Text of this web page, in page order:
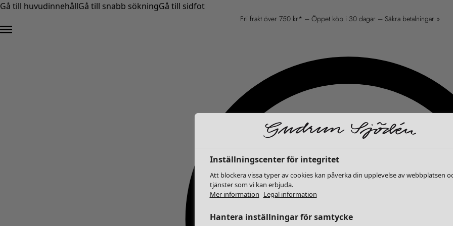
Gå till huvudinnehållGå till snabb sökningGå till sidfot
Fri frakt över 750 kr* – Öppet köp i 30 dagar – Säkra betalningar »
Inställningscenter för integritet
Att blockera vissa typer av cookies kan påverka din upplevelse av webbplatsen
tjänster som vi kan erbjuda.
Mer information Legal information
Hantera inställningar för samtycke